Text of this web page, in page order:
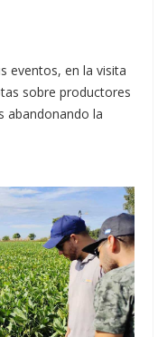
eventos, en la visita
sobre productores
abandonando la